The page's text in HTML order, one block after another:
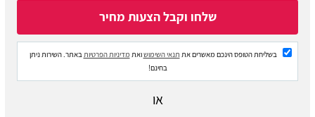
בשליחת הטופס הינכם מאשרים את תנאי השימושואת מדיניות הפרטיות באתר. השירות ניתן
בחינם!
או